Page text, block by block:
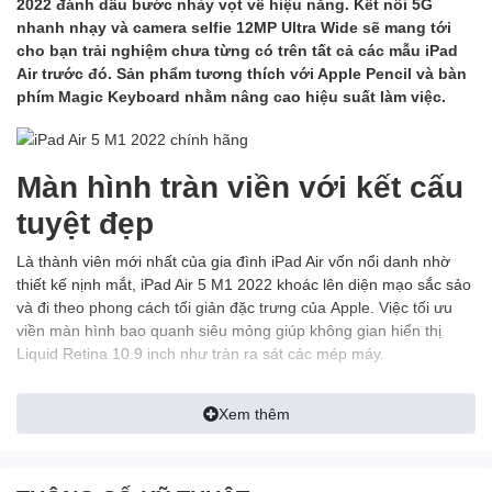
2022 đánh dấu bước nhảy vọt về hiệu năng. Kết nối 5G
nhanh nhạy và camera selfie 12MP Ultra Wide sẽ mang tới
cho bạn trải nghiệm chưa từng có trên tất cả các mẫu iPad
Air trước đó. Sản phẩm tương thích với Apple Pencil và bàn
phím Magic Keyboard nhằm nâng cao hiệu suất làm việc.
Màn hình tràn viền với kết cấu
tuyệt đẹp
Là thành viên mới nhất của gia đình iPad Air vốn nổi danh nhờ
thiết kế nịnh mắt, iPad Air 5 M1 2022 khoác lên diện mạo sắc sảo
và đi theo phong cách tối giản đặc trưng của Apple. Việc tối ưu
viền màn hình bao quanh siêu mỏng giúp không gian hiển thị
Liquid Retina 10.9 inch như tràn ra sát các mép máy.
Apple cho thấy sự tinh tế khi tích hợp trực tiếp cảm biến Touch ID
vào nút nguồn, giúp việc mở khóa màn hình trở nên dễ dàng hơn,
nhanh chóng hơn và an toàn hơn.
Xem thêm